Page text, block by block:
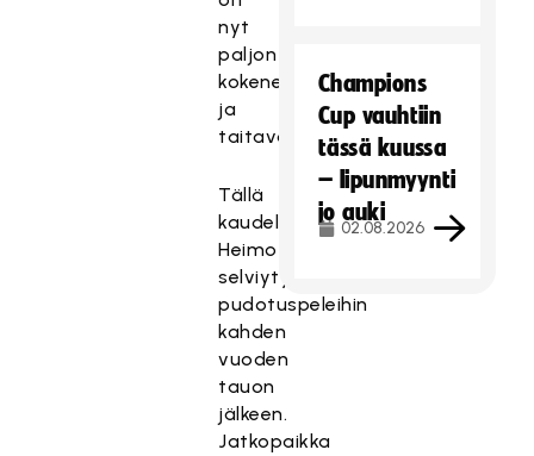
nyt
paljon
kokeneempi
ja
taitavampi.
Tällä
kaudella
Heimo
selviytyi
pudotuspeleihin
kahden
vuoden
tauon
jälkeen.
Jatkopaikka
Champions
Cup vauhtiin
tässä kuussa
– lipunmyynti
jo auki
02.08.2026